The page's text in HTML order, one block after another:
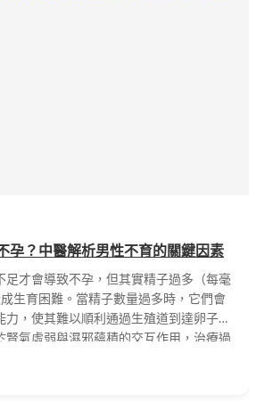
孕？中醫解析男性不育的關鍵因素
足才會導致不孕，但其實精子過多（每毫
生育困難。當精子數量過多時，它們會
力，使其難以順利通過生殖道到達卵子。
腎氣虛弱與濕邪蘊積的交互作用，治療過